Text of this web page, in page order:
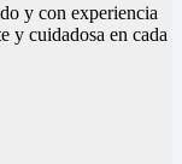
y con experiencia
y cuidadosa en cada